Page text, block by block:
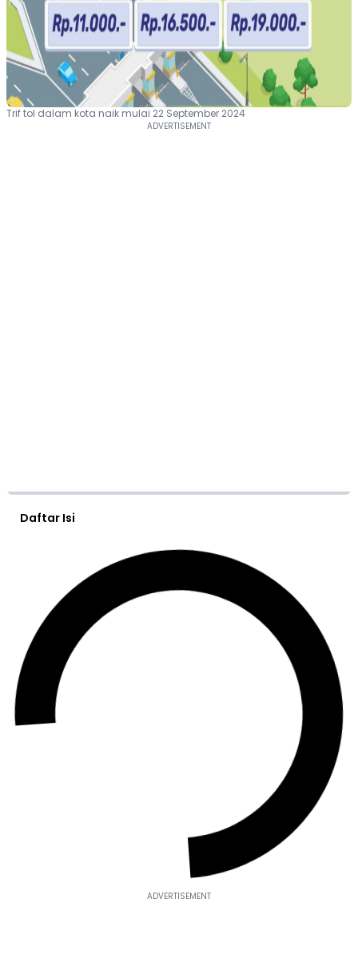
Trif tol dalam kota naik mulai 22 September 2024
Daftar Isi